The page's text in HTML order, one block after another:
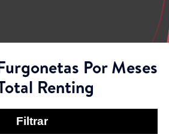
Por Meses
Renting
Filtrar